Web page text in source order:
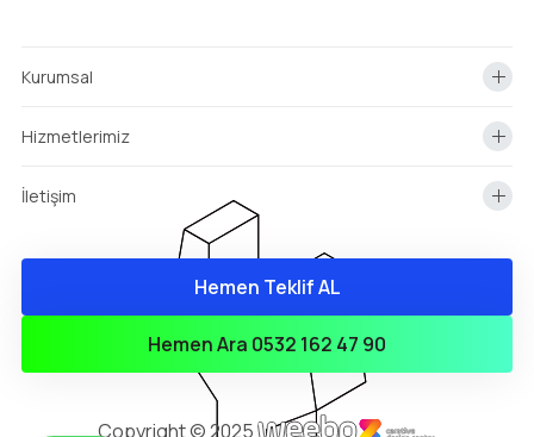
Kurumsal
Hizmetlerimiz
İletişim
Hemen Teklif AL
Hemen Ara 0532 162 47 90
Copyright © 2025
info@yonepoksi.com
0(532) 162 47 90